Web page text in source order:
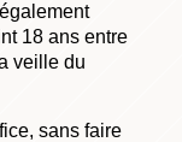
18 ans entre
veille du
sans faire